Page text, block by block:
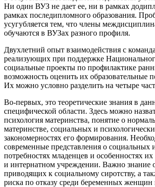
Ни один ВУЗ не дает ее, ни в рамках
рамках последипломного образования.
усугубляется тем, что члены
обучаются в ВУЗах разного профиля.
Двухлетний опыт взаимодействия с
реализующих при поддержке
социальные проекты по профилактике
возможность оценить их образовательные
Их можно условно разделить на четыре
Во-первых, это теоретические знания в
специфической области. Здесь можно
психология материнства, понятие о
материнстве, социальных и
закономерностях его формирования.
современные представления о социальных
потребностях младенцев и особенностях их
и интернатном учреждении. Важно знание
приводящих к социальному сиротству, а
риска по отказу среди беременных женщин